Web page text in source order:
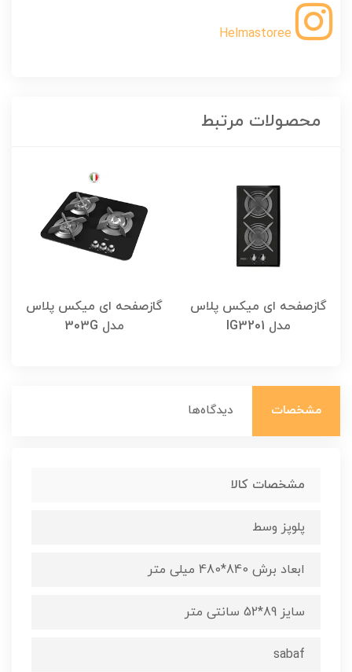
Helmastoree
محصولات مرتبط
گازصفحه ای میکس پلاس
مدل IG3201
گازصفحه ای میکس پلاس
مدل 303G
مشخصات دیدگاه‌ها
مشخصات کالا
پلوپز وسط
ابعاد برش 840*480 میلی متر
سایز 89*52 سانتی متر
sabaf